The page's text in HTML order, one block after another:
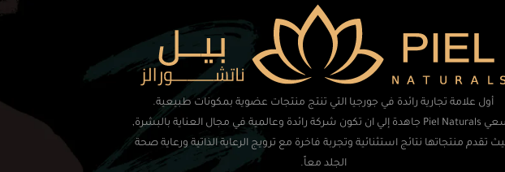
أول علامة تجارية رائدة في جورجيا التي تنتج منتجات عضوية بمكونات طبيعية.
تسعي Piel Naturals جاهدة إلي ان تكون شركة رائدة وعالمية في مجال العناية بالبشرة,
تقدم منتجاتها نتائج استثنائية وتجربة فاخرة مع ترويج الرعاية الذاتية ورعاية صحة
الجلد معاً.